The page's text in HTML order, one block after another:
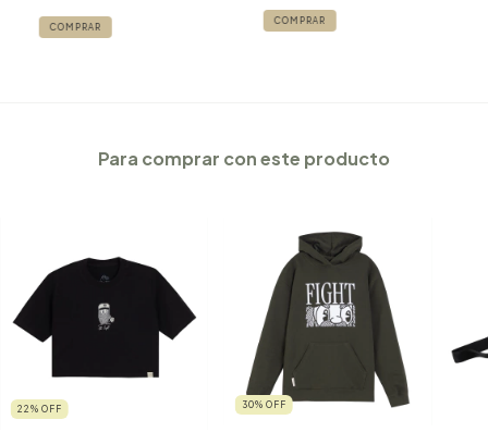
Para comprar con este producto
22 % OFF 30% OFF